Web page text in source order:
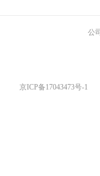
公
京ICP备17043473号-1